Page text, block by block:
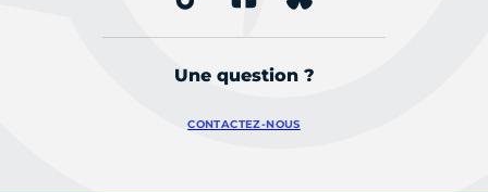
Une question ?
CONTACTEZ-NOUS